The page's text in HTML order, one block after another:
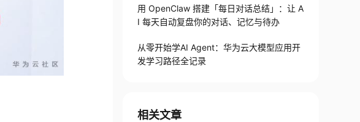
用 OpenClaw 搭建「每日对话总结」：让 A
I 每天自动复盘你的对话、记忆与待办
从零开始学AI Agent：华为云大模型应用开
发学习路径全记录
相关文章